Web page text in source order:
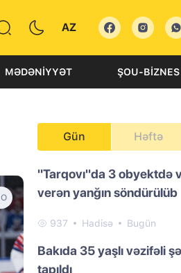
AZ
MƏDƏNIYYƏT ŞOU-BIZNES
Gün Həftə
"Tarqovı"da 3 obyektdə
verən yanğın söndürülüb
937 Hadisə Bugün
Bakıda 35 yaşlı vəzifəli
tapıldı